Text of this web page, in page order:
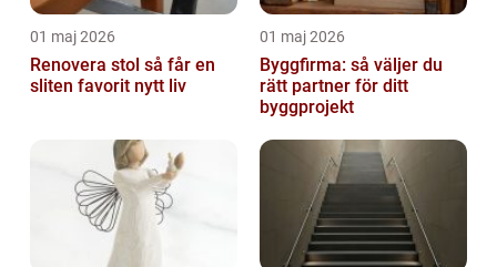
01 maj 2026
Renovera stol så får en
sliten favorit nytt liv
01 maj 2026
Byggfirma: så väljer du
rätt partner för ditt
byggprojekt